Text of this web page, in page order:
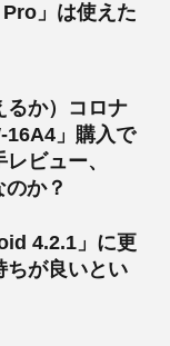
」は使えた
るか）コロナ
16A4」購入で
ビュー、
か？
4.2.1」に更
ちが良いとい